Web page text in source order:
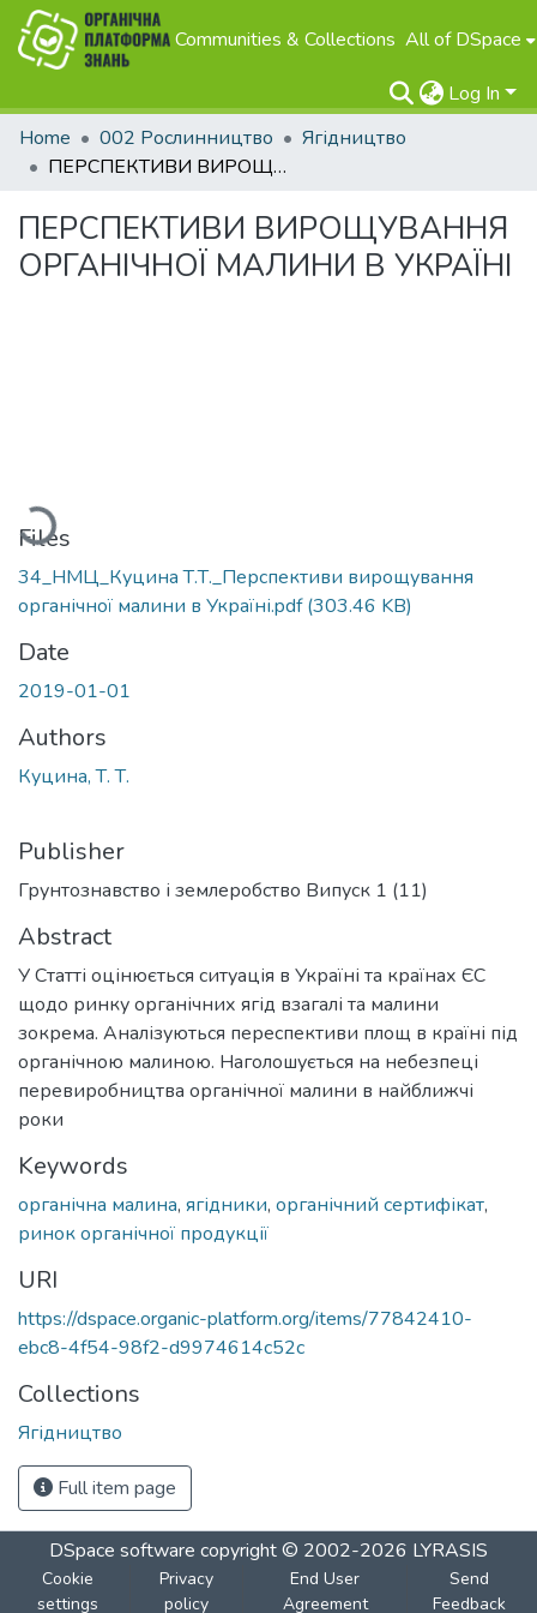
Communities & Collections All of DSpace
Log In
Home
002 Рослинництво
Ягідництво
ПЕРСПЕКТИВИ ВИРОЩУВАННЯ ОРГАНІЧНОЇ МАЛИНИ В УКРАЇНІ
ПЕРСПЕКТИВИ ВИРОЩУВАННЯ
ОРГАНІЧНОЇ МАЛИНИ В УКРАЇНІ
Files
34_НМЦ_Куцина Т.Т._Перспективи вирощування
органічної малини в Україні.pdf(303.46 KB)
Date
2019-01-01
Authors
Куцина, Т. Т.
Publisher
Грунтознавство і землеробство Випуск 1 (11)
Abstract
У Статті оцінюється ситуація в Україні та країнах ЄС
щодо ринку органічних ягід взагалі та малини
зокрема. Аналізуються переспективи площ в країні під
органічною малиною. Наголошується на небезпеці
перевиробництва органічної малини в найближчі
роки
Keywords
органічна малина, ягідники, органічний сертифікат,
ринок органічної продукції
URI
https://dspace.organic-platform.org/items/77842410-
ebc8-4f54-98f2-d9974614c52c
Collections
Ягідництво
Full item page
DSpace software copyright © 2002-2026 LYRASIS
Cookie
settings
Privacy
policy
End User
Agreement
Send
Feedback